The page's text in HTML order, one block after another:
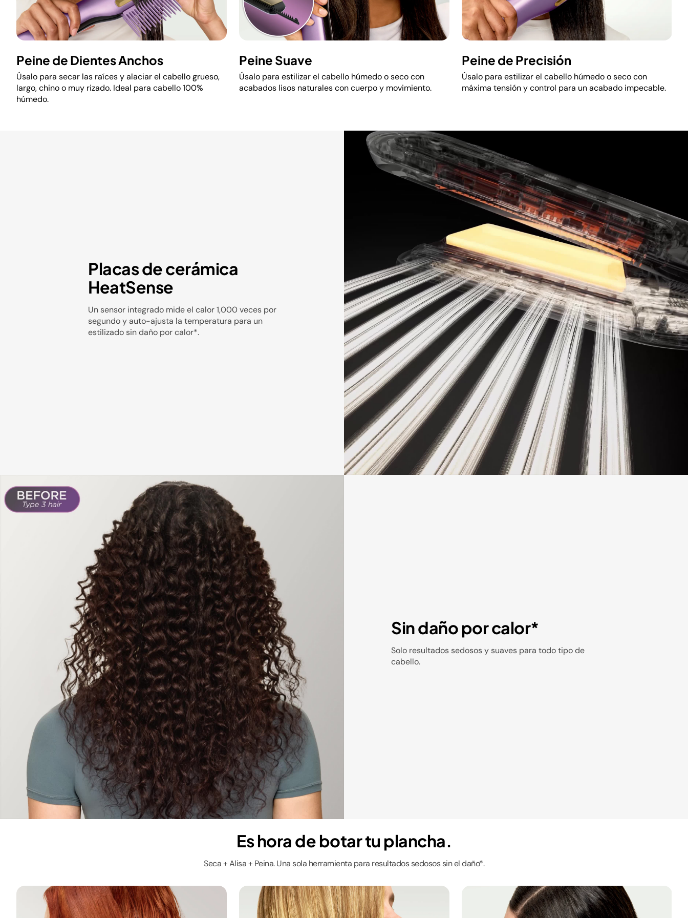
Peine de Dientes Anchos
Úsalo para secar las raíces y alaciar el cabello grueso,
largo, chino o muy rizado. Ideal para cabello 100%
húmedo.
Peine Suave
Úsalo para estilizar el cabello húmedo o seco con
acabados lisos naturales con cuerpo y movimiento.
Peine de Precisión
Úsalo para estilizar el cabello húmedo o seco con
máxima tensión y control para un acabado impecable.
Placas de cerámica
HeatSense
Un sensor integrado mide el calor 1,000 veces por
segundo y auto-ajusta la temperatura para un
estilizado sin daño por calor*.
Sin daño por calor*
Solo resultados sedosos y suaves para todo tipo de
cabello.
Es hora de botar tu plancha.
Seca + Alisa + Peina. Una sola herramienta para resultados sedosos sin el daño*.